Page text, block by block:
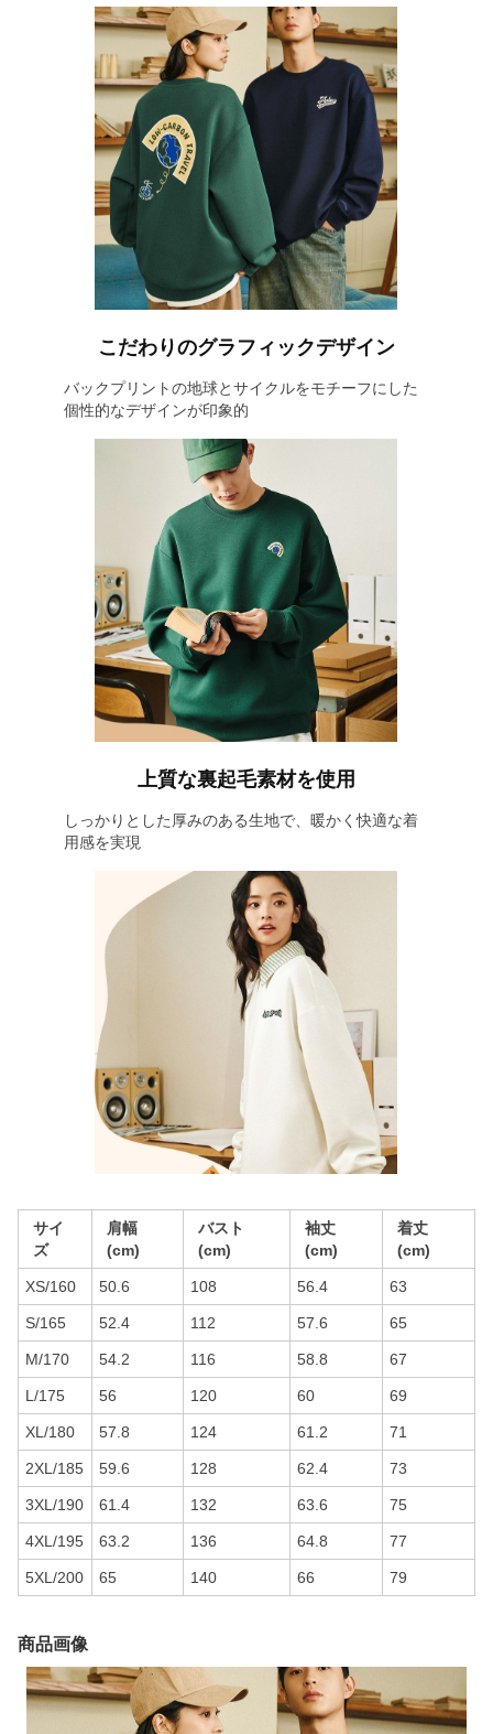
こだわりのグラフィックデザイン
バックプリントの地球とサイクルをモチーフにした
個性的なデザインが印象的
上質な裏起毛素材を使用
しっかりとした厚みのある生地で、暖かく快適な着
用感を実現
サイ
ズ
肩幅
(cm)
バスト
(cm)
袖丈
(cm)
着丈
(cm)
XS/160 50.6 108 56.4 63
S/165 52.4 112 57.6 65
M/170 54.2 116 58.8 67
L/175 56 120 60 69
XL/180 57.8 124 61.2 71
2XL/185 59.6 128 62.4 73
3XL/190 61.4 132 63.6 75
4XL/195 63.2 136 64.8 77
5XL/200 65 140 66 79
商品画像